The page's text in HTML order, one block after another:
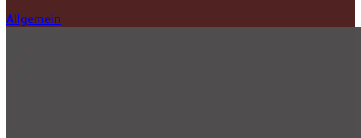
Allgemein